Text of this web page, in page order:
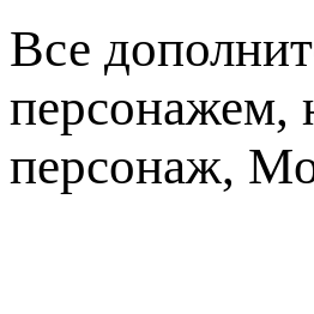
Все
персонажем,
персонаж,